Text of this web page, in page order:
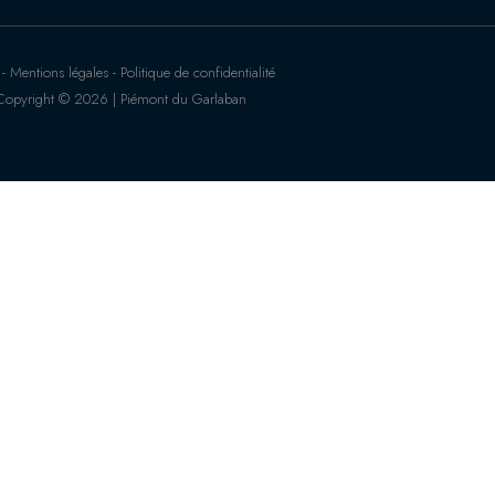
Mentions légales - Politique de confidentialité
© 2026 | Piémont du Garlaban